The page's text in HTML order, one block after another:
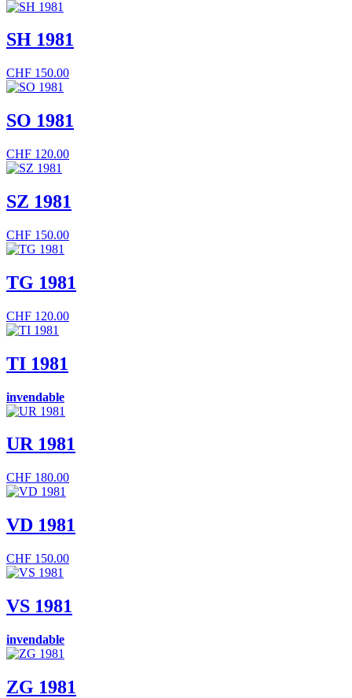
SH 1981
CHF 150.00
SO 1981
CHF 120.00
SZ 1981
CHF 150.00
TG 1981
CHF 120.00
TI 1981
invendable
UR 1981
CHF 180.00
VD 1981
CHF 150.00
VS 1981
invendable
ZG 1981